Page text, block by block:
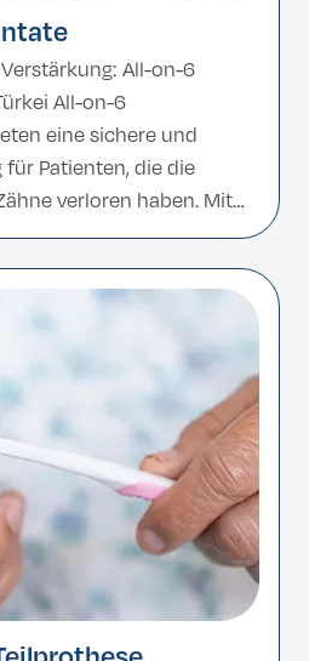
All-on-6
All-on-6
eine sichere und
Patienten, die die
verloren haben. Mit
Kiefer sorgt diese
Stabilität, bessere
längere Lebensdauer
Die Türkei ist ein
fortschrittliche […]